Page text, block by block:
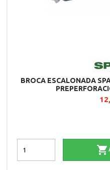
BROCA ESCALONADA
